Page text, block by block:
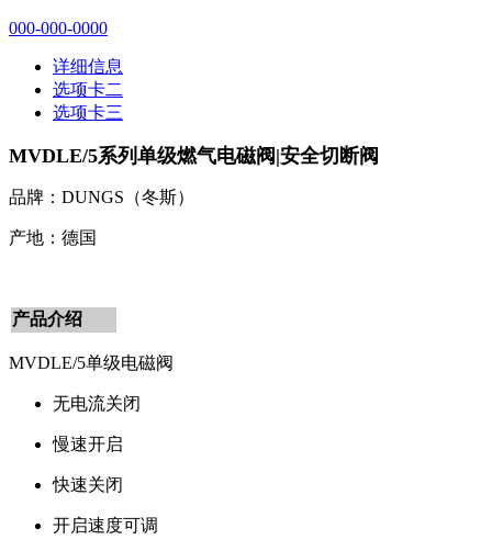
000-000-0000
详细信息
选项卡二
选项卡三
MVDLE/5系列单级燃气电磁阀|安全切断阀
品牌：DUNGS（冬斯）
产地：德国
产品介绍
MVDLE/5单级电磁阀
无电流关闭
慢速开启
快速关闭
开启速度可调